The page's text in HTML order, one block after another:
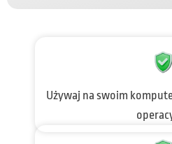
Używaj na swoim